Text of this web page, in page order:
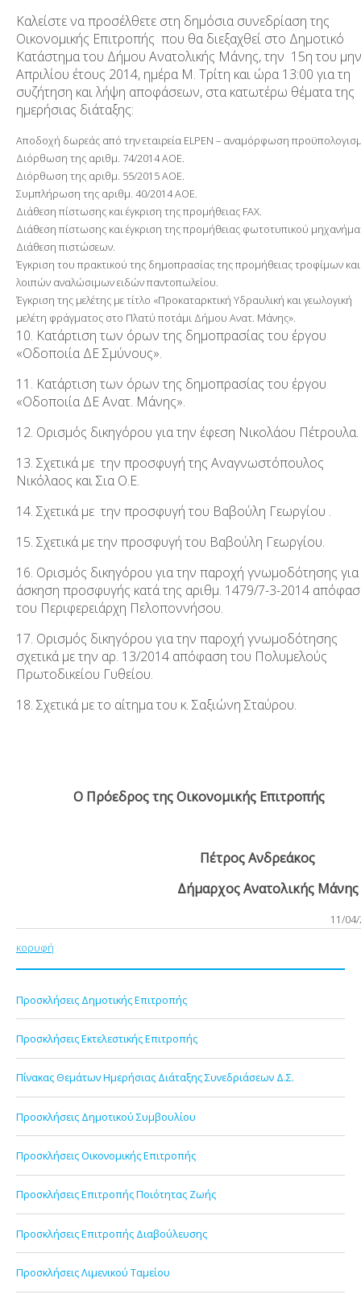
Καλείστε να προσέλθετε στη δημόσια συνεδρίαση της
Οικονομικής Επιτροπής που θα διεξαχθεί στο Δημοτικό
Κατάστημα του Δήμου Ανατολικής Μάνης, την 15η του
Απριλίου έτους 2014, ημέρα Μ. Τρίτη και ώρα 13:00 για τη
συζήτηση και λήψη αποφάσεων, στα κατωτέρω θέματα της
ημερήσιας διάταξης:
Αποδοχή δωρεάς από την εταιρεία ELPEN – αναμόρφωση
Διόρθωση της αριθμ. 74/2014 ΑΟΕ.
Διόρθωση της αριθμ. 55/2015 ΑΟΕ.
Συμπλήρωση της αριθμ. 40/2014 ΑΟΕ.
Διάθεση πίστωσης και έγκριση της προμήθειας FAX.
Διάθεση πίστωσης και έγκριση της προμήθειας φωτοτυπικού
Διάθεση πιστώσεων.
Έγκριση του πρακτικού της δημοπρασίας της προμήθειας τροφίμων και
λοιπών αναλώσιμων ειδών παντοπωλείου.
Έγκριση της μελέτης με τίτλο «Προκαταρκτική Υδραυλική και γεωλογική
μελέτη φράγματος στο Πλατύ ποτάμι Δήμου Ανατ. Μάνης».
10. Κατάρτιση των όρων της δημοπρασίας του έργου
«Οδοποιία ΔΕ Σμύνους».
11. Κατάρτιση των όρων της δημοπρασίας του έργου
«Οδοποιία ΔΕ Ανατ. Μάνης».
12. Ορισμός δικηγόρου για την έφεση Νικολάου Πέτρουλα.
13. Σχετικά με την προσφυγή της Αναγνωστόπουλος
Νικόλαος και Σια Ο.Ε.
14. Σχετικά με την προσφυγή του Βαβούλη Γεωργίου .
15. Σχετικά με την προσφυγή του Βαβούλη Γεωργίου.
16. Ορισμός δικηγόρου για την παροχή γνωμοδότησης για
άσκηση προσφυγής κατά της αριθμ. 1479/7-3-2014
του Περιφερειάρχη Πελοποννήσου.
17. Ορισμός δικηγόρου για την παροχή γνωμοδότησης
σχετικά με την αρ. 13/2014 απόφαση του Πολυμελούς
Πρωτοδικείου Γυθείου.
18. Σχετικά με το αίτημα του κ. Σαξιώνη Σταύρου.
Ο Πρόεδρος της Οικονομικής Επιτροπής
Πέτρος Ανδρεάκος
Δήμαρχος Ανατολικής Μάνης
11/
κορυφή
Προσκλήσεις Δημοτικής Επιτροπής
Προσκλήσεις Εκτελεστικής Επιτροπής
Πίνακας Θεμάτων Ημερήσιας Διάταξης Συνεδριάσεων Δ.Σ.
Προσκλήσεις Δημοτικού Συμβουλίου
Προσκλήσεις Οικονομικής Επιτροπής
Προσκλήσεις Επιτροπής Ποιότητας Ζωής
Προσκλήσεις Επιτροπής Διαβούλευσης
Προσκλήσεις Λιμενικού Ταμείου